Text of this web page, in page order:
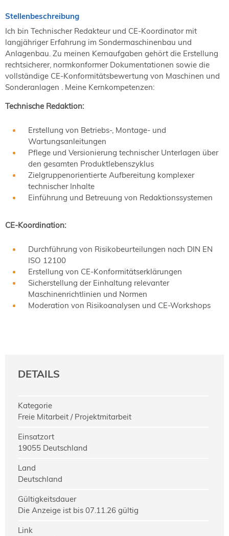
Stellenbeschreibung
Ich bin Technischer Redakteur und CE-Koordinator mit
langjähriger Erfahrung im Sondermaschinenbau und
Anlagenbau. Zu meinen Kernaufgaben gehört die Erstellung
rechtsicherer, normkonformer Dokumentationen sowie die
vollständige CE-Konformitätsbewertung von Maschinen und
Sonderanlagen . Meine Kernkompetenzen:
Technische Redaktion:
Erstellung von Betriebs-, Montage- und
Wartungsanleitungen
Pflege und Versionierung technischer Unterlagen über
den gesamten Produktlebenszyklus
Zielgruppenorientierte Aufbereitung komplexer
technischer Inhalte
Einführung und Betreuung von Redaktionssystemen
CE-Koordination:
Durchführung von Risikobeurteilungen nach DIN EN
ISO 12100
Erstellung von CE-Konformitätserklärungen
Sicherstellung der Einhaltung relevanter
Maschinenrichtlinien und Normen
Moderation von Risikoanalysen und CE-Workshops
DETAILS
Kategorie
Freie Mitarbeit / Projektmitarbeit
Einsatzort
19055 Deutschland
Land
Deutschland
Gültigkeitsdauer
Die Anzeige ist bis 07.11.26 gültig
Link